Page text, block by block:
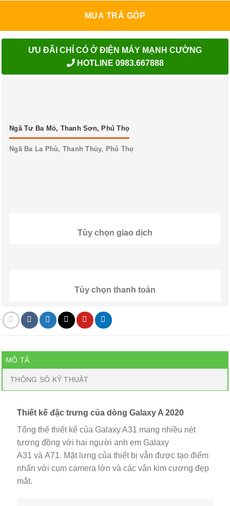
MUA TRẢ GÓP
ƯU ĐÃI CHỈ CÓ Ở ĐIỆN MÁY MẠNH CƯỜNG
HOTLINE 0983.667888
Ngã Tư Ba Mỏ, Thanh Sơn, Phú Thọ
Ngã Ba La Phù, Thanh Thủy, Phú Thọ
Tùy chọn giao dịch
Tùy chọn thanh toán
MÔ TẢ
THÔNG SỐ KỸ THUẬT
Thiết kế đặc trưng của dòng Galaxy A 2020
Tổng thể thiết kế của Galaxy A31 mang nhiều nét
tương đồng với hai người anh em Galaxy
A31 và A71. Mặt lưng của thiết bị vẫn được tạo điểm
nhấn với cụm camera lớn và các vân kim cương đẹp
mắt.